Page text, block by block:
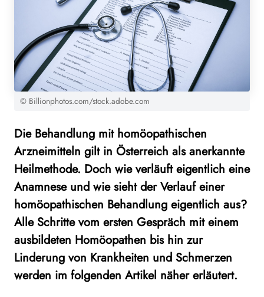
© Billionphotos.com/stock.adobe.com
Die Behandlung mit homöopathischen
Arzneimitteln gilt in Österreich als anerkannte
Heilmethode. Doch wie verläuft eigentlich eine
Anamnese und wie sieht der Verlauf einer
homöopathischen Behandlung eigentlich aus?
Alle Schritte vom ersten Gespräch mit einem
ausbildeten Homöopathen bis hin zur
Linderung von Krankheiten und Schmerzen
werden im folgenden Artikel näher erläutert.